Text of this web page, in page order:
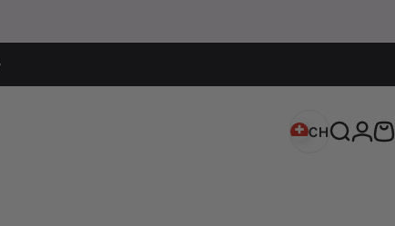
CH
SchweizSuche
Login